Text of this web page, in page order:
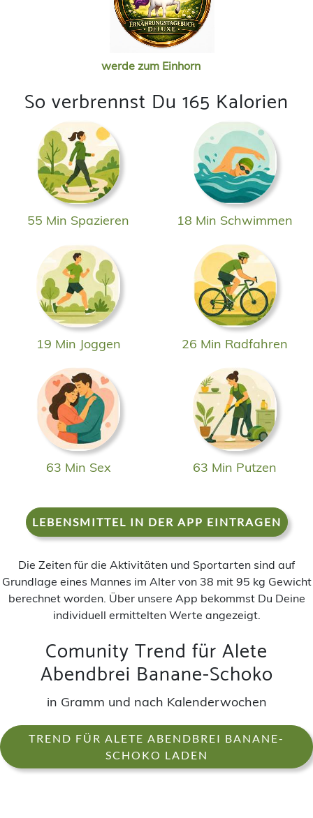
werde zum Einhorn
So verbrennst Du 165 Kalorien
55 Min Spazieren 18 Min Schwimmen
19 Min Joggen 26 Min Radfahren
63 Min Sex 63 Min Putzen
LEBENSMITTEL IN DER APP EINTRAGEN
Die Zeiten für die Aktivitäten und Sportarten sind auf
Grundlage eines Mannes im Alter von 38 mit 95 kg Gewicht
berechnet worden. Über unsere App bekommst Du Deine
individuell ermittelten Werte angezeigt.
Comunity Trend für Alete
Abendbrei Banane-Schoko
in Gramm und nach Kalenderwochen
TREND FÜR ALETE ABENDBREI BANANE-
SCHOKO LADEN